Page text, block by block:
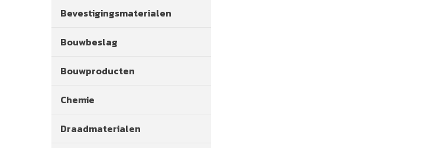
Bevestigingsmaterialen
Bouwbeslag
Bouwproducten
Chemie
Draadmaterialen